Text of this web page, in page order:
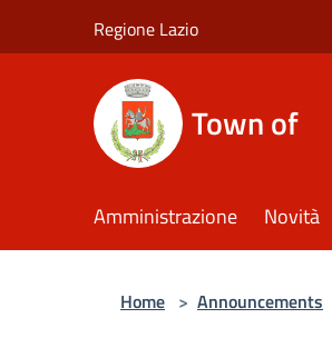
Regione Lazio
Town of
Amministrazione Novità
Home > Announcements